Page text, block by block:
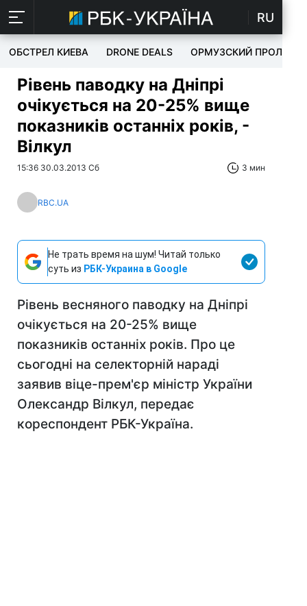
RU
ОБСТРЕЛ КИЕВА DRONE DEALS ОРМУЗСКИЙ ПРОЛИВ
Рівень паводку на Дніпрі
очікується на 20-25% вище
показників останніх років, -
Вілкул
15:36 30.03.2013 Сб 3 мин
RBC.UA
Не трать время на шум! Читай только
суть из РБК-Украина в Google
Рівень весняного паводку на Дніпрі
очікується на 20-25% вище
показників останніх років. Про це
сьогодні на селекторній нараді
заявив віце-прем'єр міністр України
Олександр Вілкул, передає
кореспондент РБК-Україна.